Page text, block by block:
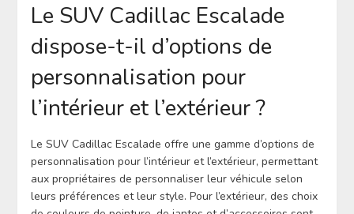
Le SUV Cadillac Escalade
dispose-t-il d’options de
personnalisation pour
l’intérieur et l’extérieur ?
Le SUV Cadillac Escalade offre une gamme d’options de
personnalisation pour l’intérieur et l’extérieur, permettant
aux propriétaires de personnaliser leur véhicule selon
leurs préférences et leur style. Pour l’extérieur, des choix